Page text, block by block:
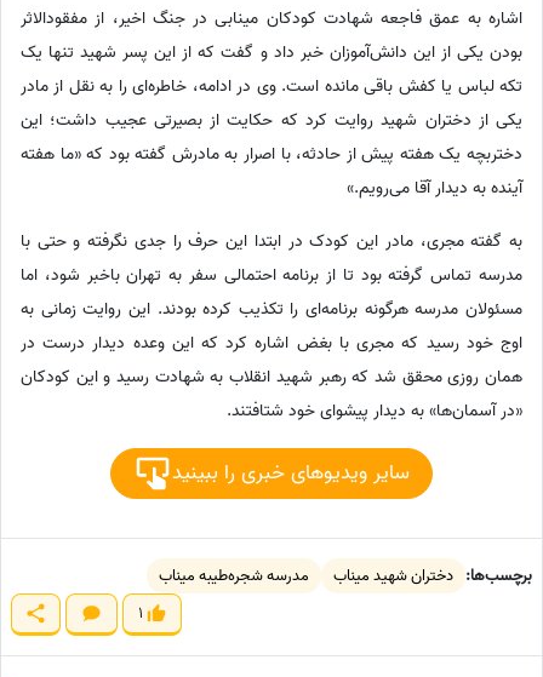
اشاره به عمق فاجعه شهادت کودکان مینابی در جنگ اخیر، از مفقودالاثر
بودن یکی از این دانش‌آموزان خبر داد و گفت که از این پسر شهید تنها یک
تکه لباس یا کفش باقی مانده است. وی در ادامه، خاطره‌ای را به نقل از مادر
یکی از دختران شهید روایت کرد که حکایت از بصیرتی عجیب داشت؛ این
دختربچه یک هفته پیش از حادثه، با اصرار به مادرش گفته بود که «ما هفته
آینده به دیدار آقا می‌رویم.»
به گفته مجری، مادر این کودک در ابتدا این حرف را جدی نگرفته و حتی با
مدرسه تماس گرفته بود تا از برنامه احتمالی سفر به تهران باخبر شود، اما
مسئولان مدرسه هرگونه برنامه‌ای را تکذیب کرده بودند. این روایت زمانی به
اوج خود رسید که مجری با بغض اشاره کرد که این وعده دیدار درست در
همان روزی محقق شد که رهبر شهید انقلاب به شهادت رسید و این کودکان
«در آسمان‌ها» به دیدار پیشوای خود شتافتند.
سایر ویدیوهای خبری را ببینید
برچسب‌ها: دختران شهید میناب
مدرسه شجره‌طیبه میناب
1